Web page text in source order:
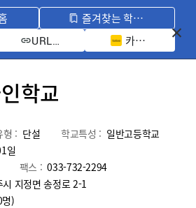
즐겨찾는 학교 모아보기
URL 복사 카카오톡 공유
학교
형 : 단설 학교특성 : 일반고등학교
일
팩스 : 033-732-2294
지정면 송정로 2-1
)